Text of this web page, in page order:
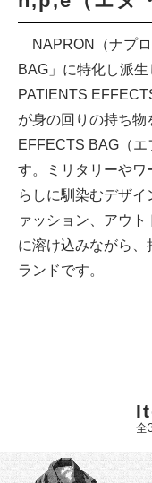
NAPRON（ナプロ
BAG」に特化し派
PATIENTS
が身の回りの持ち物
EFFECTS BAG（エ
す。ミリタリーやワ
らしに馴染むデザ
ァッション、アウ
に溶け込みながら
ランドです。
全